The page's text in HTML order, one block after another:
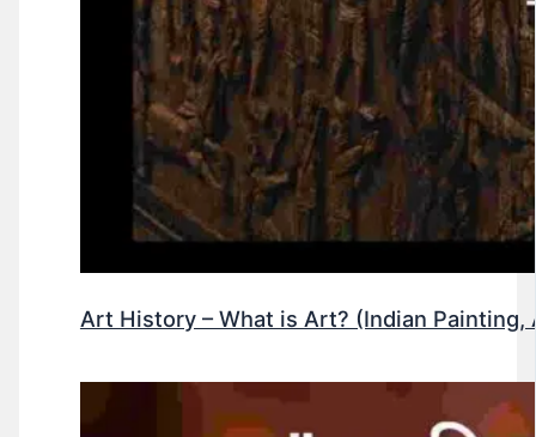
Art History – What is Art? (Indian